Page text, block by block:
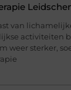
van
activiteiten
weer sterker,